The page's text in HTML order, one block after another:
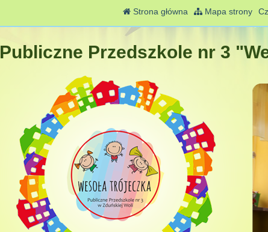
Strona główna Mapa strony
Publiczne Przedszkole nr 3